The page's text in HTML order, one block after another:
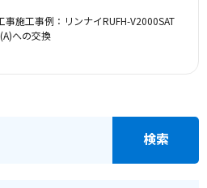
施工事例：リンナイRUFH-V2000SAT
への交換